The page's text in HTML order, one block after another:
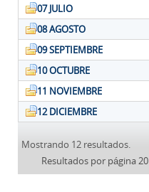
07 JULIO
08 AGOSTO
09 SEPTIEMBRE
10 OCTUBRE
11 NOVIEMBRE
12 DICIEMBRE
Mostrando 12 resultados.
Resultados por página 20